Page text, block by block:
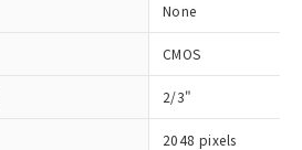
None
CMOS
2/3"
2048 pixels